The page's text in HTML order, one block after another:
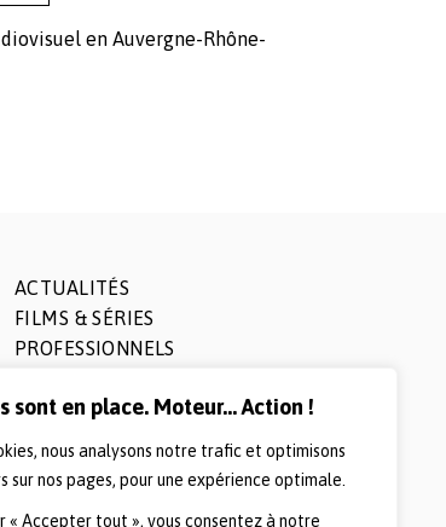
sont en place. Moteur... Action !
nous analysons notre trafic et optimisons
sur nos pages, pour une expérience optimale.
« Accepter tout », vous consentez à notre
en Auvergne-Rhône-
ACTUALITÉS
FILMS & SÉRIES
PROFESSIONNELS
LOGOS ET CHARTE
L’ÉQUIPE
QUESTIONS FRÉQUENTES